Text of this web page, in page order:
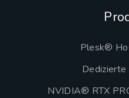
Plesk®
NVIDIA® RTX